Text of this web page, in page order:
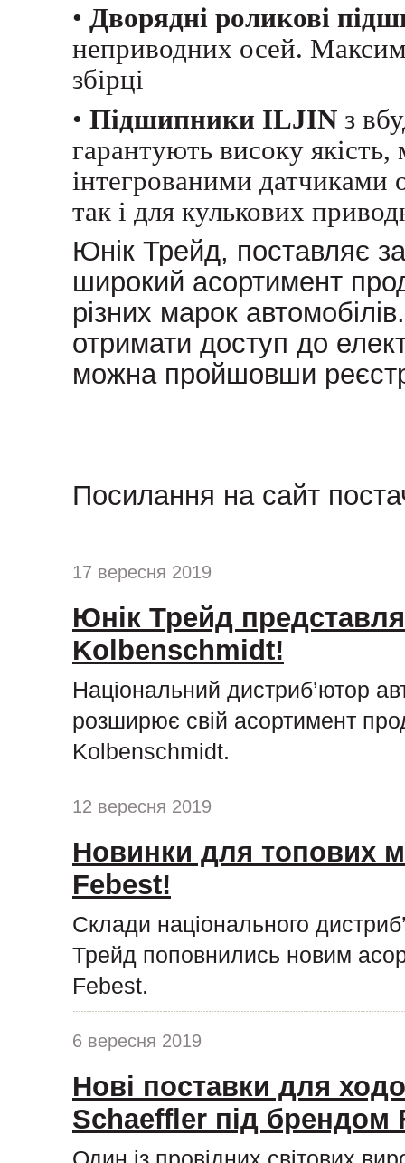
• Дворядні роликові
неприводних осей.
збірці
• Підшипники ILJIN з
гарантують високу якість,
інтегрованими датчиками
так і для кулькових
Юнік Трейд, поставляє
широкий асортимент
різних марок
отримати доступ до
можна пройшовши
Посилання на сайт
17 вересня 2019
Юнік Трейд
Kolbenschmidt!
Національний дистриб’ютор
розширює свій асортимент
Kolbenschmidt.
12 вересня 2019
Новинки для топових
Febest!
Склади національного
Трейд поповнились новим
Febest.
6 вересня 2019
Нові поставки для
Schaeffler під брендом